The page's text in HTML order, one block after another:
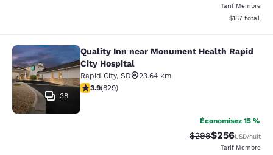
Tarif Membre
Afficher les
$187 total
Quality Inn near Monument Health
38
Quality Inn near Monument Health Rapid
City Hospital
Rapid City, SD
23.64 km
3.92 étoiles. Bien. 829 commentaires
3.9(829)
Économisez 15 %
Tarif barré :
$299Tarif réduit :
$256USD/nuit
Tarif Membre